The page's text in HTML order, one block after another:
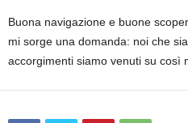
Buona navigazione e buone
mi sorge una domanda: noi che
accorgimenti siamo venuti su così